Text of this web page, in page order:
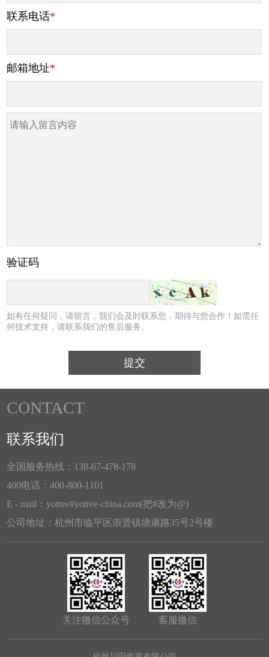
联系电话*
邮箱地址*
验证码
如有任何疑问，请留言，我们会及时联系您，期待与您合作！如需任
何技术支持，请联系我们的售后服务。
CONTACT
联系我们
全国服务热线：138-67-478-178
400电话：400-800-1101
E - mail：yotree#yotree-china.com(把#改为@)
公司地址：杭州市临平区崇贤镇塘康路35号2号楼
关注微信公众号 客服微信